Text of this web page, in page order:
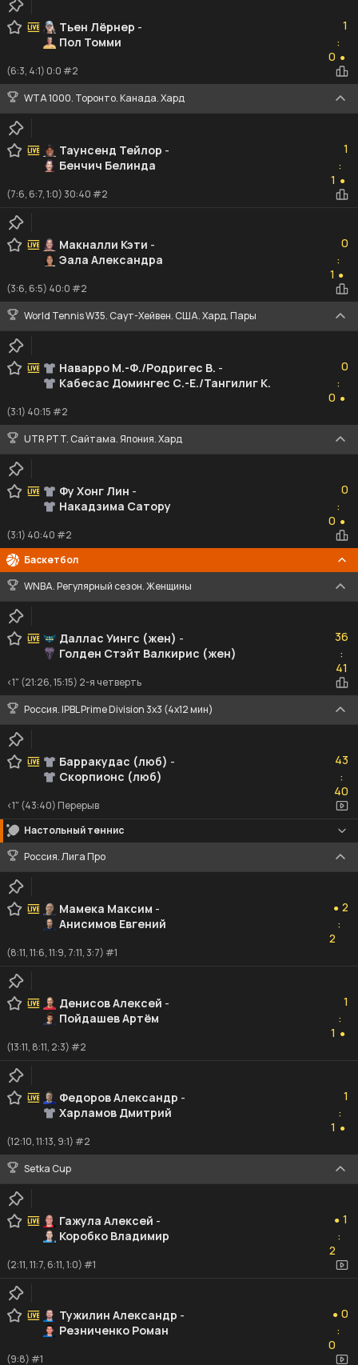
Тьен Лёрнер -
Пол Томми
1
:
0 ●
(6:3, 4:1) 0:0 #2
WTA 1000. Торонто. Канада. Хард
Таунсенд Тейлор -
Бенчич Белинда
1
:
1 ●
(7:6, 6:7, 1:0) 30:40 #2
Макналли Кэти -
Эала Александра
0
:
1 ●
(3:6, 6:5) 40:0 #2
World Tennis W35. Саут-Хейвен. США. Хард. Пары
Наварро М.-Ф./Родригес В. -
Кабесас Домингес С.-Е./Тангилиг К.
0
:
0 ●
(3:1) 40:15 #2
UTR PTT. Сайтама. Япония. Хард
Фу Хонг Лин -
Накадзима Сатору
0
:
0 ●
(3:1) 40:40 #2
Баскетбол
WNBA. Регулярный сезон. Женщины
Даллас Уингc (жен) -
Голден Стэйт Валкирис (жен)
36
:41
41
<1" (21:26, 15:15) 2-я четверть
Россия. IPBL Prime Division 3x3 (4x12 мин)
Барракудас (люб) -
Скорпионс (люб)
43
:40
40
<1" (43:40) Перерыв
Настольный теннис
Россия. Лига Про
Мамека Максим -
Анисимов Евгений
● 2
:
2
(8:11, 11:6, 11:9, 7:11, 3:7) #1
Денисов Алексей -
Пойдашев Артём
1
:
1 ●
(13:11, 8:11, 2:3) #2
Федоров Александр -
Харламов Дмитрий
1
:
1 ●
(12:10, 11:13, 9:1) #2
Setka Cup
Гажула Алексей -
Коробко Владимир
● 1
:
2
(2:11, 11:7, 6:11, 1:0) #1
Тужилин Александр -
Резниченко Роман
● 0
:
0
(9:8) #1